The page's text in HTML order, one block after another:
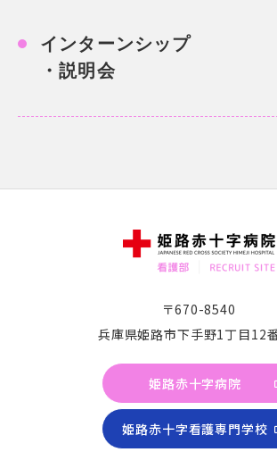
インターンシップ
・説明会
〒670-8540
兵庫県姫路市下手野1丁目12
姫路赤十字病院
姫路赤十字看護専門学校